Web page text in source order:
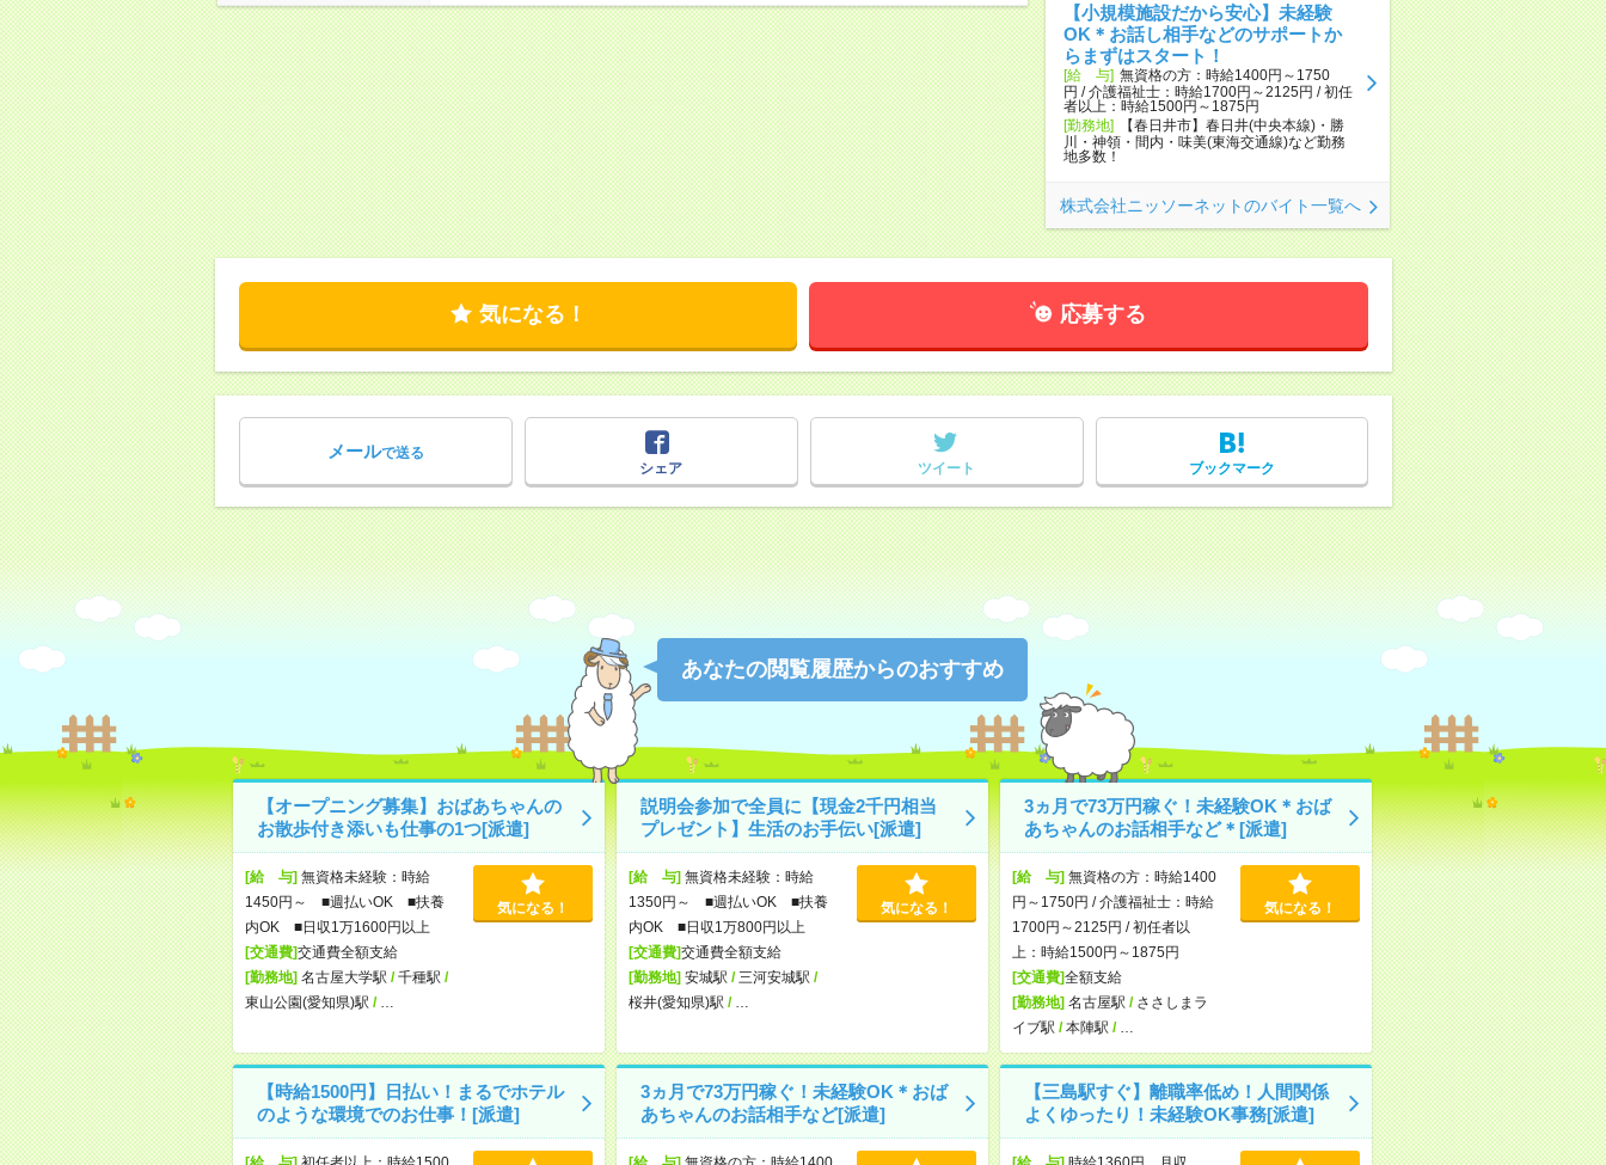
【小規模施設だから安心】未経験
OK＊お話し相手などのサポートか
らまずはスタート！
[給 与] 無資格の方：時給1400円～1750
円 / 介護福祉士：時給1700円～2125円 / 初任
者以上：時給1500円～1875円
[勤務地]
【春日井市】春日井(中央本線)・勝
川・神領・間内・味美(東海交通線)など勤務
地多数！
株式会社ニッソーネットのバイト一覧へ
気になる！ 応募する
メールで送る
シェア
ツイート ブックマーク
あなたの閲覧履歴からのおすすめ
【オープニング募集】おばあちゃんの
お散歩付き添いも仕事の1つ[派遣]
[給 与]無資格未経験：時給
1450円～ ■週払いOK ■扶養
内OK ■日収1万1600円以上
[交通費]交通費全額支給
[勤務地]名古屋大学駅 /千種駅 /
東山公園(愛知県)駅 /
気になる！
説明会参加で全員に【現金2千円相当
プレゼント】生活のお手伝い[派遣]
[給 与]無資格未経験：時給
1350円～ ■週払いOK ■扶養
内OK ■日収1万800円以上
[交通費]交通費全額支給
[勤務地]安城駅 / 三河安城駅 /
桜井(愛知県)駅 /
気になる！
3ヵ月で73万円稼ぐ！未経験OK＊おば
あちゃんのお話相手など＊[派遣]
[給 与]無資格の方：時給1400
円～1750円 / 介護福祉士：時給
1700円～2125円 / 初任者以
上：時給1500円～1875円
[交通費]全額支給
[勤務地]名古屋駅 / ささしまラ
イブ駅 /本陣駅 /
気になる！
【時給1500円】日払い！まるでホテル
のような環境でのお仕事！[派遣]
3ヵ月で73万円稼ぐ！未経験OK＊おば
あちゃんのお話相手など[派遣]
【三島駅すぐ】離職率低め！人間関係
よくゆったり！未経験OK事務[派遣]